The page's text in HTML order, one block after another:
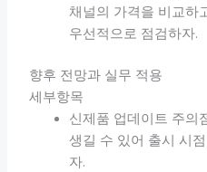
채널의 가격을 비교하
우선적으로 점검하자.
향후 전망과 실무 적용
세부항목
신제품 업데이트 주의
생길 수 있어 출시 시
자.